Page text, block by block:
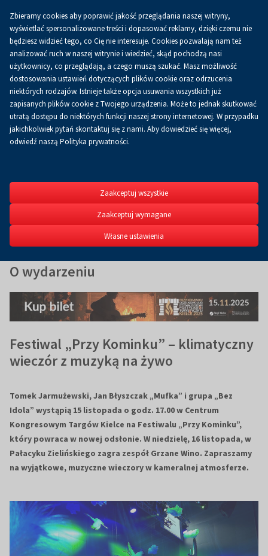
0.00 złKoszykPL
"PRZY
Ogólnopolski Festiwal
Turystycznej "Przy
15.11.2025
O wydarzeniu
Festiwal „Przy Kominku” – klimatyczny
wieczór z muzyką na żywo
Tomek Jarmużewski, Jan Błyszczak „Mufka” i grupa „Bez
Idola” wystąpią 15 listopada o godz. 17.00 w Centrum
Kongresowym Targów Kielce na Festiwalu „Przy Kominku”,
który powraca w nowej odsłonie. W niedzielę, 16 listopada, w
Pałacyku Zielińskiego zagra zespół Grzane Wino. Zapraszamy
na wyjątkowe, muzyczne wieczory w kameralnej atmosferze.
Zbieramy cookies aby poprawić jakość przeglądania naszej witryny,
wyświetlać spersonalizowane treści i dopasować reklamy, dzięki czemu nie
będziesz widzieć tego, co Cię nie interesuje. Cookies pozwalają nam też
analizować ruch w naszej witrynie i wiedzieć, skąd pochodzą nasi
użytkownicy, co przeglądają, a czego muszą szukać. Masz możliwość
dostosowania ustawień dotyczących plików cookie oraz odrzucenia
niektórych rodzajów. Istnieje także opcja usuwania wszystkich już
zapisanych plików cookie z Twojego urządzenia. Może to jednak skutkować
utratą dostępu do niektórych funkcji naszej strony internetowej. W przypadku
jakichkolwiek pytań skontaktuj się z nami. Aby dowiedzieć się więcej,
odwiedź naszą Polityka prywatności.
Zaakceptuj wszystkie
Zaakceptuj wymagane
Własne ustawienia